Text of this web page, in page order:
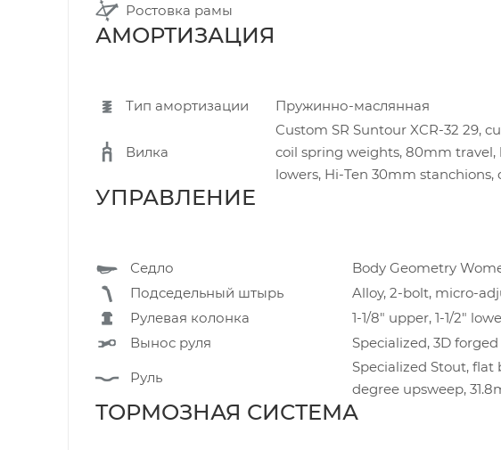
Ростовка рамы
АМОРТИЗАЦИЯ
Тип амортизации Пружинно-маслянная
Вилка
Custom SR Suntour XCR-32 29,
coil spring weights, 80mm
lowers, Hi-Ten 30mm stanchions,
УПРАВЛЕНИЕ
Седло
Body Geometry
Подседельный штырь
Alloy, 2-bolt, micro-
Рулевая колонка
1-1/8" upper, 1-1/2"
Вынос руля
Specialized, 3D
Руль
Specialized Stout, flat
degree upsweep,
ТОРМОЗНАЯ СИСТЕМА